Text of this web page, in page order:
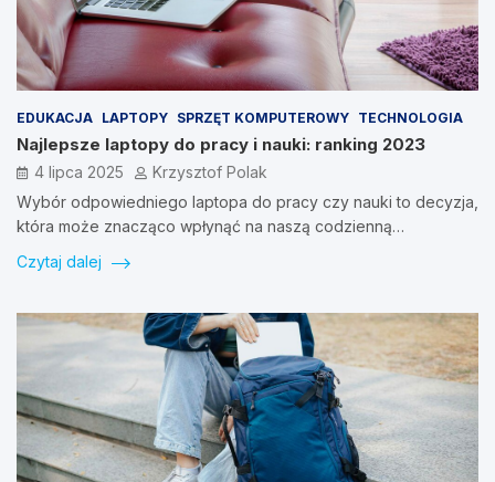
EDUKACJA LAPTOPY SPRZĘT KOMPUTEROWY TECHNOLOGIA
Najlepsze laptopy do pracy i nauki: ranking 2023
4 lipca 2025
Krzysztof Polak
Wybór odpowiedniego laptopa do pracy czy nauki to decyzja,
która może znacząco wpłynąć na naszą codzienną…
Czytaj dalej